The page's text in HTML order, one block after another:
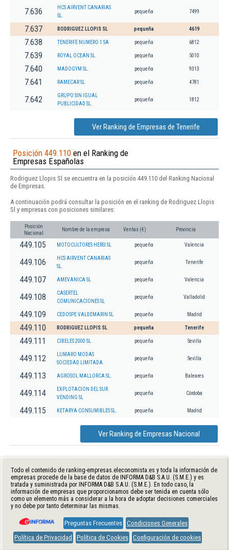
7.636
HCS AIRVENT CANARIAS
SL.
pequeña 7499
7.637 RODRIGUEZ LLOPIS SL pequeña 4619
7.638 TENERIFE NUMERO 1 SA pequeña 6812
7.639 ROYAL OCEAN SL. pequeña 5010
7.640 MADOGYM SL. pequeña 9313
7.641 RAMECAR SL pequeña 4781
7.642
GRUPO SIN IGUAL
PUBLICIDAD SL.
pequeña 1812
Ver Ranking de Empresas de Tenerife
Posición 449.110 en el Ranking de
Empresas Españolas
Rodriguez Llopis Sl se encuentra en la posición 449.110 del Ranking Nacional
de Empresas.
A continuación podrá consultar la posición en el ranking de Rodriguez Llopis
Sl y empresas con posiciones similares:
Posición
Nacional
Nombre de la empresa Ventas (€) Provincia
449.105 MOTOCULTORES HERSI SL pequeña Valencia
449.106
HCS AIRVENT CANARIAS
SL.
pequeña Tenerife
449.107 AMEVANICA SL pequeña Valencia
449.108
CASERTEL
COMUNICACIONES SL
pequeña Valladolid
449.109 CEDOSPE VALDEMARIN SL pequeña Madrid
449.110 RODRIGUEZ LLOPIS SL pequeña Tenerife
449.111 CIBELES 2000 SL pequeña Sevilla
449.112
LUMARO MODAS
SOCIEDAD LIMITADA.
pequeña Sevilla
449.113 AGROSOL MALLORCA SL. pequeña Baleares
449.114
EXPLOTACION DEL SUR
VENDING SL
pequeña Córdoba
449.115 KETARYA CONSUMIBLES SL. pequeña Madrid
Ver Ranking de Empresas Nacional
Todo el contenido de ranking-empresas.eleconomista.es y toda la información de
empresas procede de la base de datos de INFORMA D&B S.A.U. (S.M.E.) y es
tratada y suministrada por INFORMA D&B S.A.U. (S.M.E.). En todo caso, la
información de empresas que proporcionamos debe ser tenida en cuenta sólo
como un elemento más a considerar a la hora de adoptar decisiones comerciales
y no debe por tanto determinar las mismas.
Preguntas Frecuentes Condiciones Generales
Política de Privacidad
Política de Cookies Configuración de cookies